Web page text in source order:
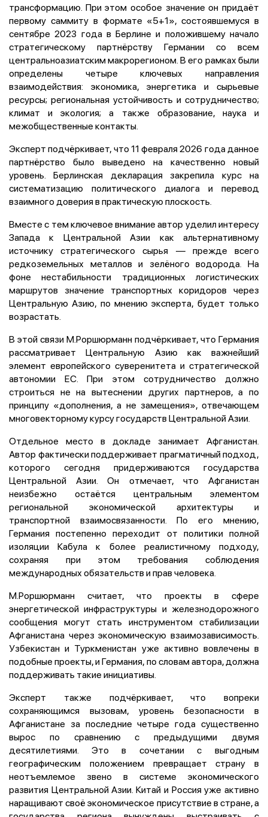
трансформацию. При этом особое значение он придаёт
первому саммиту в формате «5+1», состоявшемуся в
сентябре 2023 года в Берлине и положившему начало
стратегическому партнёрству Германии со всем
центральноазиатским макрорегионом. В его рамках были
определены четыре ключевых направления
взаимодействия: экономика, энергетика и сырьевые
ресурсы; региональная устойчивость и сотрудничество;
климат и экология; а также образование, наука и
межобщественные контакты.
Эксперт подчёркивает, что 11 февраля 2026 года данное
партнёрство было выведено на качественно новый
уровень. Берлинская декларация закрепила курс на
систематизацию политического диалога и перевод
взаимного доверия в практическую плоскость.
Вместе с тем ключевое внимание автор уделил интересу
Запада к Центральной Азии как альтернативному
источнику стратегического сырья — прежде всего
редкоземельных металлов и зелёного водорода. На
фоне нестабильности традиционных логистических
маршрутов значение транспортных коридоров через
Центральную Азию, по мнению эксперта, будет только
возрастать.
В этой связи М.Роршюрманн подчёркивает, что Германия
рассматривает Центральную Азию как важнейший
элемент европейского суверенитета и стратегической
автономии ЕС. При этом сотрудничество должно
строиться не на вытеснении других партнеров, а по
принципу «дополнения, а не замещения», отвечающем
многовекторному курсу государств Центральной Азии.
Отдельное место в докладе занимает Афганистан.
Автор фактически поддерживает прагматичный подход,
которого сегодня придерживаются государства
Центральной Азии. Он отмечает, что Афганистан
неизбежно остаётся центральным элементом
региональной экономической архитектуры и
транспортной взаимосвязанности. По его мнению,
Германия постепенно переходит от политики полной
изоляции Кабула к более реалистичному подходу,
сохраняя при этом требования соблюдения
международных обязательств и прав человека.
М.Роршюрманн считает, что проекты в сфере
энергетической инфраструктуры и железнодорожного
сообщения могут стать инструментом стабилизации
Афганистана через экономическую взаимозависимость.
Узбекистан и Туркменистан уже активно вовлечены в
подобные проекты, и Германия, по словам автора, должна
поддерживать такие инициативы.
Эксперт также подчёркивает, что вопреки
сохраняющимся вызовам, уровень безопасности в
Афганистане за последние четыре года существенно
вырос по сравнению с предыдущими двумя
десятилетиями. Это в сочетании с выгодным
географическим положением превращает страну в
неотъемлемое звено в системе экономического
развития Центральной Азии. Китай и Россия уже активно
наращивают своё экономическое присутствие в стране, а